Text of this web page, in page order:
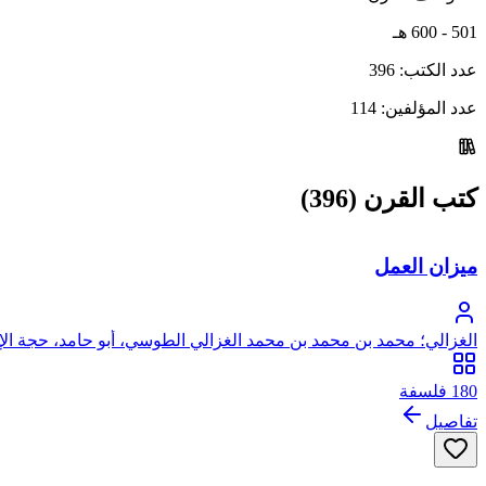
501 - 600 هـ
عدد الكتب: 396
عدد المؤلفين: 114
كتب القرن (396)
ميزان العمل
الغزالي؛ محمد بن محمد بن محمد الغزالي الطوسي، أبو حامد، حجة
180 فلسفة
تفاصيل